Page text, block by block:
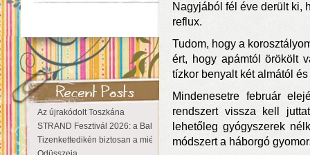
Az újrakódolt Toszkána
STRAND Fesztivál 2026: a Balaton partján a nyár még tart!
Tizenkettedikén biztosan a miénk a Sziget!
Nagyjából fél éve derült ki,
reflux.
Tudom, hogy a
ért, hogy apámtól örökölt
tízkor benyalt két almától
Mindenesetre február
rendszert vissza kell
lehetőleg gyógyszerek
módszert a háborgó